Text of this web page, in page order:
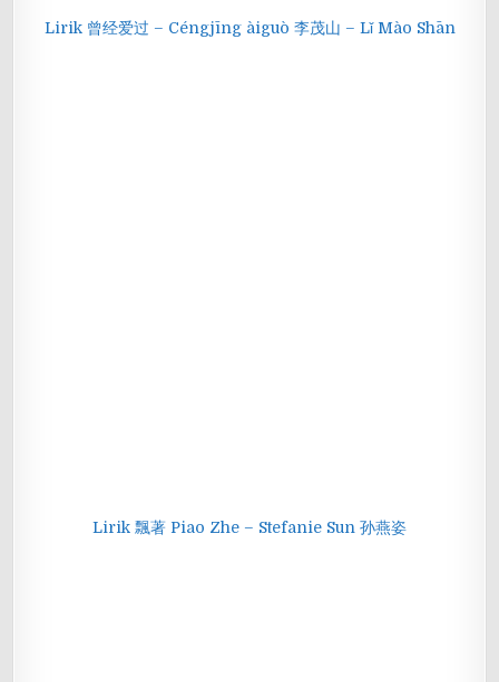
Lirik 曾经爱过 – Céngjīng àiguò 李茂山 – Lǐ Mào Shān
Lirik 飄著 Piao Zhe – Stefanie Sun 孙燕姿